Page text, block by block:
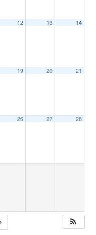
12 13 14
19 20 21
26 27 28